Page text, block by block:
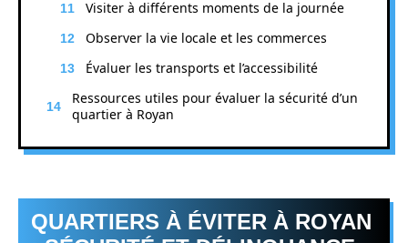
Visiter à différents moments de la journée
Observer la vie locale et les commerces
Évaluer les transports et l’accessibilité
Ressources utiles pour évaluer la sécurité d’un
quartier à Royan
QUARTIERS À ÉVITER À ROYAN